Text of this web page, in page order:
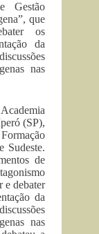
Gestão
que
os
da
nas
(SP),
Sudeste.
de
e debater
da
nas